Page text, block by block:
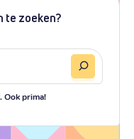
te zoeken?
Ook prima!